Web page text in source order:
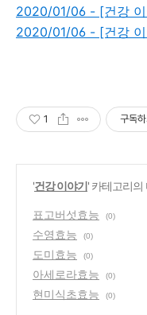
2020/01/06 - [건강
2020/01/06 - [건강
1 구독하
'건강 이야기' 카테고리의
표고버섯효능 (0)
수영효능 (0)
도미효능 (0)
아세로라효능 (0)
현미식초효능 (0)